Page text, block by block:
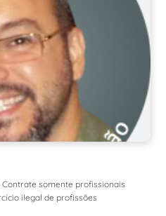
somente profissionais
ilegal de profissões